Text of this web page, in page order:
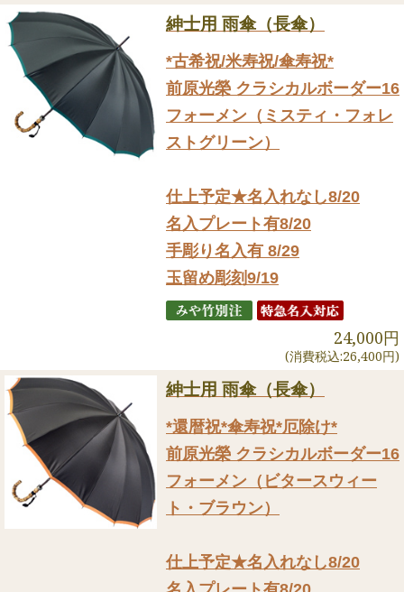
紳士用 雨傘（長傘）
*古希祝/米寿祝/傘寿祝*
前原光榮 クラシカルボーダー16
フォーメン（ミスティ・フォレ
ストグリーン）
仕上予定★名入れなし8/20
名入プレート有8/20
手彫り名入有 8/29
玉留め彫刻9/19
24,000円
(消費税込:26,400円)
紳士用 雨傘（長傘）
*還暦祝*傘寿祝*厄除け*
前原光榮 クラシカルボーダー16
フォーメン（ビタースウィー
ト・ブラウン）
仕上予定★名入れなし8/20